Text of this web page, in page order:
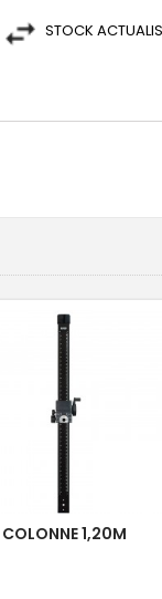
STOCK
COLONNE 1,20M